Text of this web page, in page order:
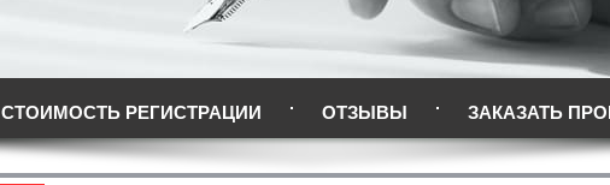
СТОИМОСТЬ РЕГИСТРАЦИИ ОТЗЫВЫ ЗАКАЗАТЬ